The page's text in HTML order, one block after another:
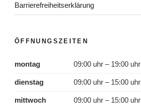
Barrierefreiheitserklärung
ÖFFNUNGSZEITEN
montag 09:00 uhr – 19:00 uhr
dienstag 09:00 uhr – 15:00 uhr
mittwoch 09:00 uhr – 15:00 uhr